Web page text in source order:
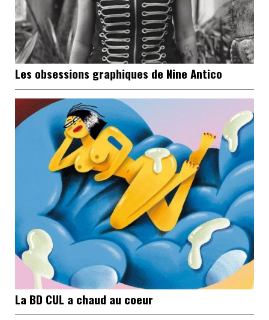
Les obsessions graphiques de Nine Antico
La BD CUL a chaud au coeur